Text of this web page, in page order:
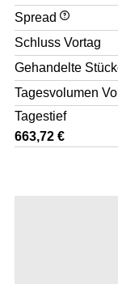
Spread
Schluss Vortag
Gehandelte
Tagesvolumen
Tagestief
663,72 €